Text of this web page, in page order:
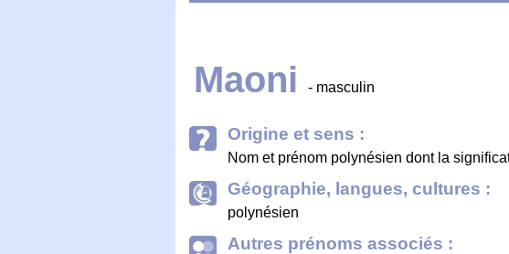
Maoni - masculin
Origine et sens :
Nom et prénom polynésien dont la
Géographie, langues, cultures :
polynésien
Autres prénoms associés :